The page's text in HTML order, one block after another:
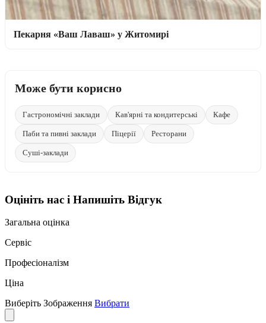
Пекарня «Ваш Лаваш» у Житомирі
Може бути корисно
Гастрономічні заклади Кав'ярні та кондитерські Кафе
Паби та пивні заклади Піцерії Ресторани
Суші-заклади
Оцініть нас і Напишіть Відгук
Загальна оцінка
Сервіс
Професіоналізм
Ціна
Виберіть Зображення Вибрати